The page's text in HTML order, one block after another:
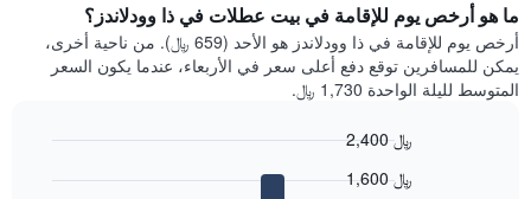
ما هو أرخص يوم للإقامة في بيت عطلات في ذا وودلاندز؟
أرخص يوم للإقامة في ذا وودلاندز هو الأحد (659 ﷼). من ناحية أخرى،
يمكن للمسافرين توقع دفع أعلى سعر في الأربعاء، عندما يكون السعر
المتوسط لليلة الواحدة 1,730 ﷼.
1,600 ﷼
2,400 ﷼